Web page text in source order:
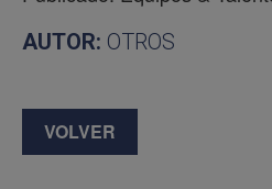
AUTOR: OTROS
VOLVER